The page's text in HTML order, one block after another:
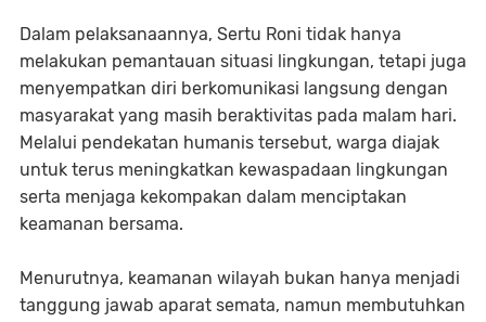
Dalam pelaksanaannya, Sertu Roni tidak hanya
melakukan pemantauan situasi lingkungan, tetapi juga
menyempatkan diri berkomunikasi langsung dengan
masyarakat yang masih beraktivitas pada malam hari.
Melalui pendekatan humanis tersebut, warga diajak
untuk terus meningkatkan kewaspadaan lingkungan
serta menjaga kekompakan dalam menciptakan
keamanan bersama.
Menurutnya, keamanan wilayah bukan hanya menjadi
tanggung jawab aparat semata, namun membutuhkan